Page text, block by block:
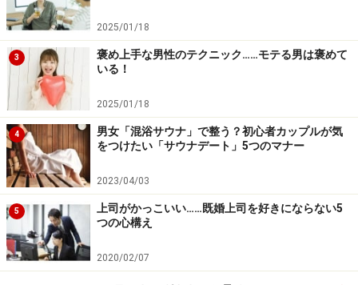
2025/01/18
3
褒め上手な男性のテクニック……モテる男は褒めて
いる！
2025/01/18
4
男女「混浴サウナ」で整う？初心者カップルが気
をつけたい「サウナデート」5つのマナー
2023/04/03
5
上司がかっこいい……既婚上司を好きにならない5
つの心構え
2020/02/07